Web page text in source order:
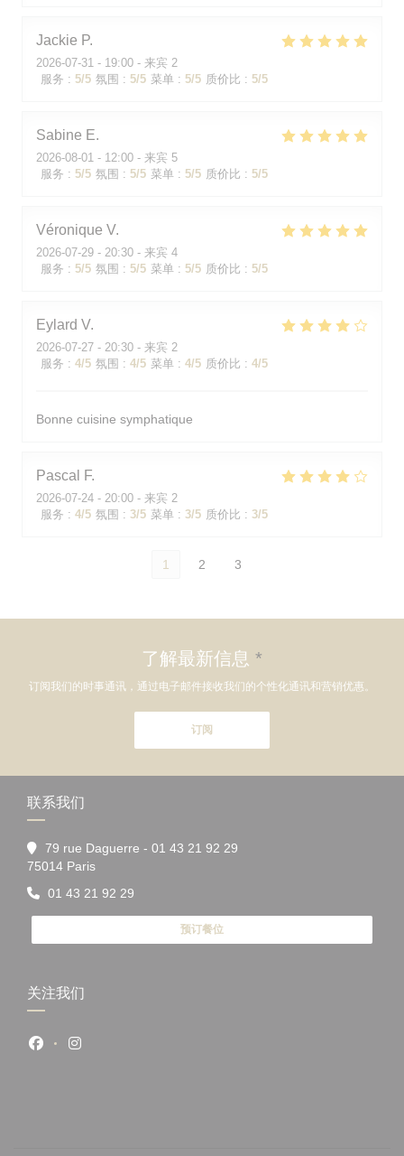
Jackie P
2026-07-31 - 19:00 - 来宾 2
服务 : 5/5 氛围 : 5/5 菜单 : 5/5 质价比 : 5/5
Sabine E
2026-08-01 - 12:00 - 来宾 5
服务 : 5/5 氛围 : 5/5 菜单 : 5/5 质价比 : 5/5
Véronique V
2026-07-29 - 20:30 - 来宾 4
服务 : 5/5 氛围 : 5/5 菜单 : 5/5 质价比 : 5/5
Eylard V
2026-07-27 - 20:30 - 来宾 2
服务 : 4/5 氛围 : 4/5 菜单 : 4/5 质价比 : 4/5
Bonne cuisine symphatique
Pascal F
2026-07-24 - 20:00 - 来宾 2
服务 : 4/5 氛围 : 3/5 菜单 : 3/5 质价比 : 3/5
1 2 3
了解最新信息 *
订阅我们的时事通讯，通过电子邮件接收我们的个性化通讯和营销优惠。
订阅
联系我们
79 rue Daguerre - 01 43 21 92 29
75014 Paris((在新窗口中打开))
01 43 21 92 29
预订餐位
关注我们
Facebook ((在新窗口中打开))
Instagram ((在新窗口中打开))